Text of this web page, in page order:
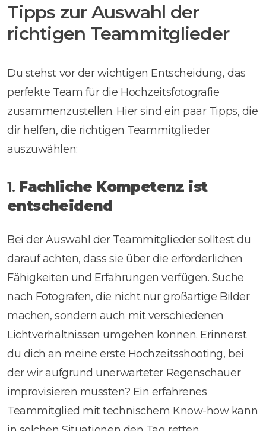
Tipps zur Auswahl der
richtigen Teammitglieder
Du stehst vor der wichtigen Entscheidung, das
perfekte Team für die Hochzeitsfotografie
zusammenzustellen. Hier sind ein paar Tipps, die
dir helfen, die richtigen Teammitglieder
auszuwählen:
1. Fachliche Kompetenz ist
entscheidend
Bei der Auswahl der Teammitglieder solltest du
darauf achten, dass sie über die erforderlichen
Fähigkeiten und Erfahrungen verfügen. Suche
nach Fotografen, die nicht nur großartige Bilder
machen, sondern auch mit verschiedenen
Lichtverhältnissen umgehen können. Erinnerst
du dich an meine erste Hochzeitsshooting, bei
der wir aufgrund unerwarteter Regenschauer
improvisieren mussten? Ein erfahrenes
Teammitglied mit technischem Know-how kann